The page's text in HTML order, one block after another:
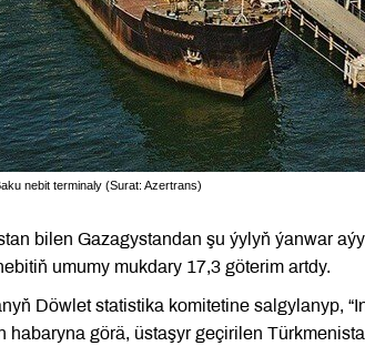
nebit terminaly (Surat: Azertrans)
bilen Gazagystandan şu ýylyň ýanwar
umumy mukdary 17,3 göterim artdy.
Döwlet statistika komitetine salgylanyp,
habaryna görä, üstaşyr geçirilen